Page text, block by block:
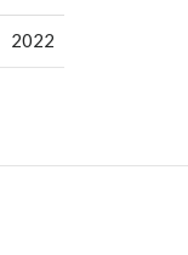
2022